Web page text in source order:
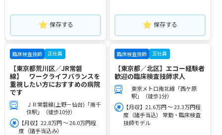
保存する 保存する
臨床検査技師 正社員
【東京都荒川区／JR常磐
線】 ワークライフバランスを
重視したい方におすすめの病院
です
ＪＲ常磐線(上野－仙台)「南千
住駅」（徒歩10分）
【月収】22.8万円 ～ 26.0万円程
度（諸手当込み）
臨床検査技師 正社員
【東京都／北区】エコー経験者
歓迎の臨床検査技師求人
東京メトロ南北線「西ケ原
駅」（徒歩1分）
【月収】21.6万円 ～ 23.3万円程
度（諸手当込） 常勤・臨床検査
技師モデル